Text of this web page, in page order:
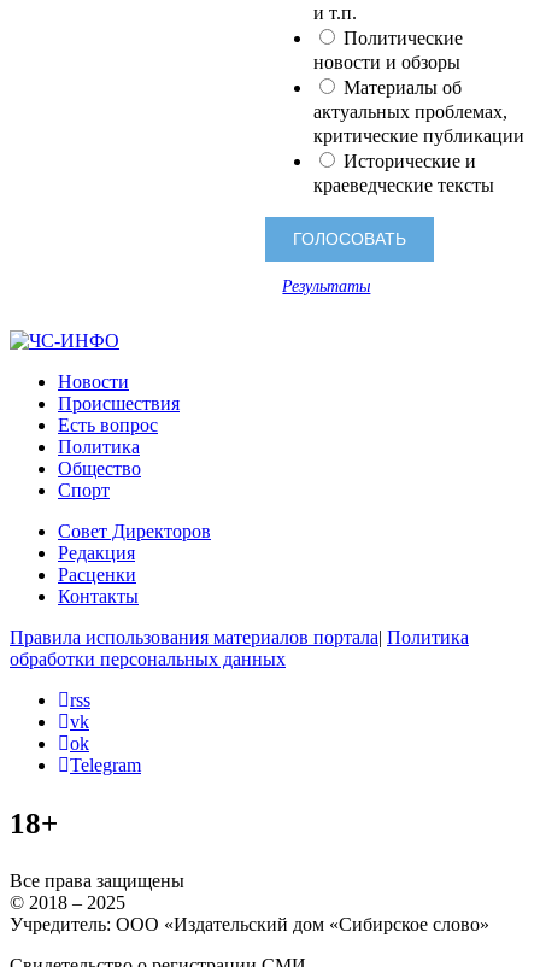
и т.п.
Политические
новости и обзоры
Материалы об
актуальных проблемах,
критические публикации
Исторические и
краеведческие тексты
Результаты
Новости
Происшествия
Есть вопрос
Политика
Общество
Спорт
Совет Директоров
Редакция
Расценки
Контакты
Правила использования материалов портала| Политика
обработки персональных данных
rss
vk
ok
Telegram
18+
Все права защищены
© 2018 – 2025
Учредитель: ООО «Издательский дом «Сибирское слово»